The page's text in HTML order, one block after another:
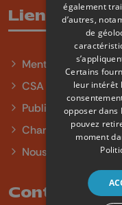
Liens utiles
Mentions légales
CSA
Publicité
Charte sur l'égalité
Nous contacter
Contact
également
d’autres,
de
Certains
leur intérêt
opposer dans
pouvez
moment